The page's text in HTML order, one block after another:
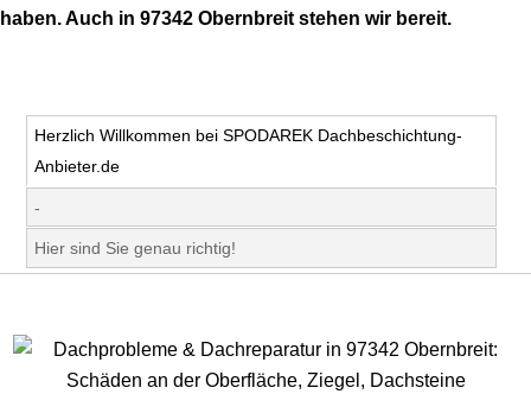
haben. Auch in 97342 Obernbreit stehen wir bereit.
Herzlich Willkommen bei SPODAREK Dachbeschichtung-
Anbieter.de
-
Hier sind Sie genau richtig!